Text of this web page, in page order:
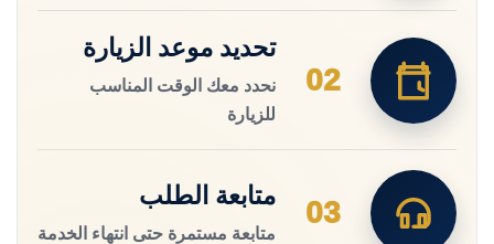
02
تحديد موعد الزيارة
نحدد معك الوقت المناسب
للزيارة
03
متابعة الطلب
متابعة مستمرة حتى انتهاء الخدمة